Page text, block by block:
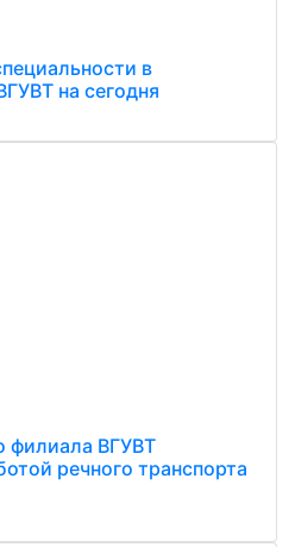
в
на сегодня
филиала ВГУВТ
речного транспорта